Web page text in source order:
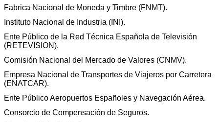
Fabrica Nacional de Moneda y Timbre (FNMT).
Instituto Nacional de Industria (INI).
Ente Público de la Red Técnica Española de Televisión
(RETEVISION).
Comisión Nacional del Mercado de Valores (CNMV).
Empresa Nacional de Transportes de Viajeros por Carretera
(ENATCAR).
Ente Público Aeropuertos Españoles y Navegación Aérea.
Consorcio de Compensación de Seguros.